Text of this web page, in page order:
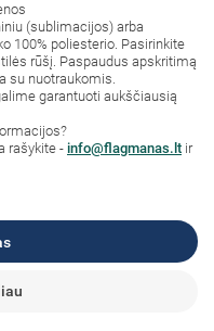
(sublimacijos) arba
100% poliesterio. Pasirinkite
rūšį. Paspaudus apskritimą
su nuotraukomis.
garantuoti aukščiausią
rašykite - info@flagmanas.lt ir